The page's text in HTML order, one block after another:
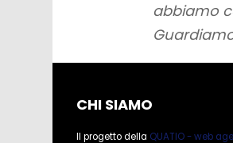
abbiamo
CHI SIAMO
Il progetto della QUATIO - web